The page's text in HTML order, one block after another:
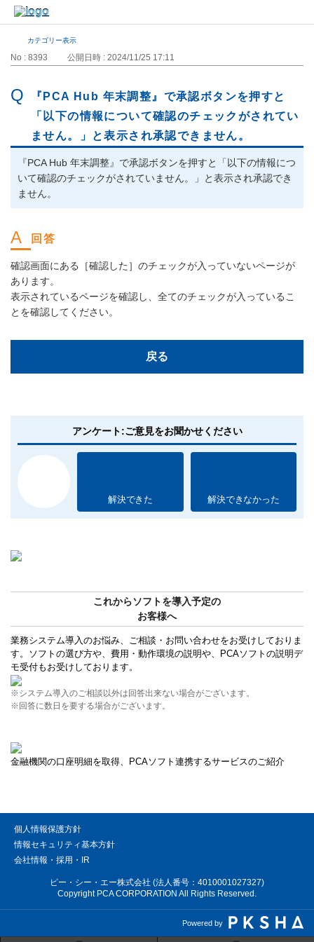
カテゴリー表示
No : 8393 公開日時 : 2024/11/25 17:11
『PCA Hub 年末調整』で承認ボタンを押すと
「以下の情報について確認のチェックがされてい
ません。」と表示され承認できません。
『PCA Hub 年末調整』で承認ボタンを押すと「以下の情報につ
いて確認のチェックがされていません。」と表示され承認でき
ません。
確認画面にある［確認した］のチェックが入っていないページが
あります。
表示されているページを確認し、全てのチェックが入っているこ
とを確認してください。
戻る
アンケート:ご意見をお聞かせください
解決できた 解決できなかった
これからソフトを導入予定の
お客様へ
業務システム導入のお悩み、ご相談・お問い合わせをお受けしておりま
す。ソフトの選び方や、費用・動作環境の説明や、PCAソフトの説明デ
モ受付もお受けしております。
※システム導入のご相談以外は回答出来ない場合がございます。
※回答に数日を要する場合がございます。
金融機関の口座明細を取得、PCAソフト連携するサービスのご紹介
個人情報保護方針
情報セキュリティ基本方針
会社情報・採用・IR
ピー・シー・エー株式会社 (法人番号：4010001027327)
Copyright PCA CORPORATION All Rights Reserved.
Powered by